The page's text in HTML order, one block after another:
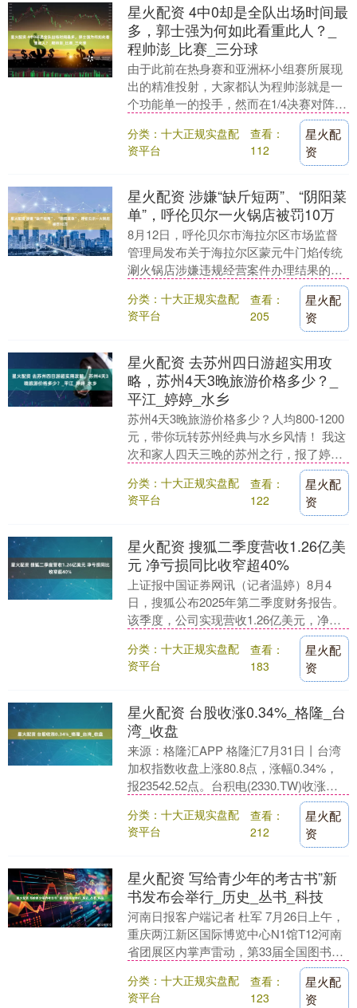
星火配资 4中0却是全队出场时间最
多，郭士强为何如此看重此人？_
程帅澎_比赛_三分球
由于此前在热身赛和亚洲杯小组赛所展现
出的精准投射，大家都认为程帅澎就是一
个功能单一的投手，然而在1/4决赛对阵韩
国的比赛中，程帅澎在自己手感不佳的情
况下，则是用....
分类：十大正规实盘配
资平台
查看：
112
星火配
资
星火配资 涉嫌“缺斤短两”、“阴阳菜
单”，呼伦贝尔一火锅店被罚10万
8月12日，呼伦贝尔市海拉尔区市场监督
管理局发布关于海拉尔区蒙元牛门焰传统
涮火锅店涉嫌违规经营案件办理结果的通
报。 2025年8月1日18时许，有网友发布短
视频....
分类：十大正规实盘配
资平台
查看：
205
星火配
资
星火配资 去苏州四日游超实用攻
略，苏州4天3晚旅游价格多少？_
平江_婷婷_水乡
苏州4天3晚旅游价格多少？人均800-1200
元，带你玩转苏州经典与水乡风情！ 我这
次和家人四天三晚的苏州之行，报了婷婷
带的苏州深度文化团。出发前，我对比了
多家....
分类：十大正规实盘配
资平台
查看：
122
星火配
资
星火配资 搜狐二季度营收1.26亿美
元 净亏损同比收窄超40%
上证报中国证券网讯（记者温婷）8月4
日，搜狐公布2025年第二季度财务报告。
该季度，公司实现营收1.26亿美元，净亏
损（非美国通用会计准则）为2000万美
元，相....
分类：十大正规实盘配
资平台
查看：
183
星火配
资
星火配资 台股收涨0.34%_格隆_台
湾_收盘
来源：格隆汇APP 格隆汇7月31日丨台湾
加权指数收盘上涨80.8点，涨幅0.34%，
报23542.52点。台积电(2330.TW)收涨
分类：十大正规实盘配
资平台
查看：
212
星火配
资
星火配资 写给青少年的考古书”新
书发布会举行_历史_丛书_科技
河南日报客户端记者 杜军 7月26日上午，
重庆两江新区国际博览中心N1馆T12河南
省团展区内掌声雷动，第33届全国图书交
易博览会河南展区重点活动——插上科学
与人....
分类：十大正规实盘配
资平台
查看：
123
星火配
资